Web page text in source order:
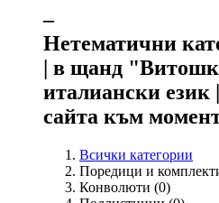
‒
Нетематични
| в щанд
италиански
сайта към
Всички категории
Поредици и
Конволюти (0)